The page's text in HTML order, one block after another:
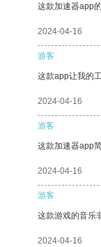
这款加速器app
2024-04-16
游客
这款app让我的
2024-04-16
游客
这款加速器app
2024-04-16
游客
这款游戏的音乐
2024-04-16